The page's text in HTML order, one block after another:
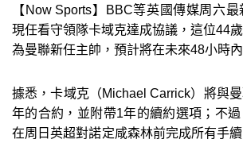
【Now Sports】BBC等英國傳媒周六
現任看守領隊卡域克達成協議，這位44
為曼聯新任主帥，預計將在未來48小時
據悉，卡域克（Michael Carrick）將與
年的合約，並附帶1年的續約選項；不
在周日英超對諾定咸森林前完成所有手